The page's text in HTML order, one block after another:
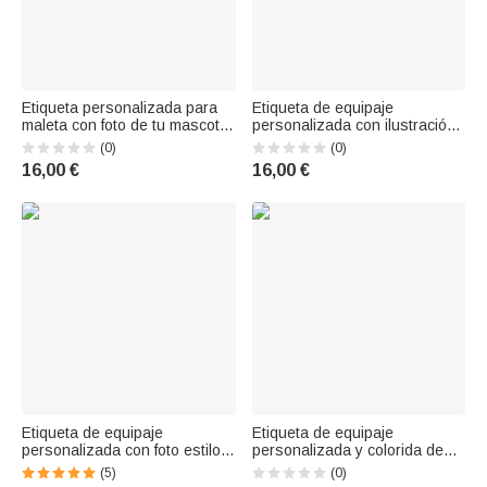
Etiqueta personalizada para
maleta con foto de tu mascota
al estilo «graffiti» y su nombre,
pintada al óleo; accesorio de
viaje y regalo de cumpleaños
mascotas
(0)
16,00 €
Etiqueta de equipaje
personalizada con ilustración
de una chica viajera en estilo
cómic, con nombre; accesorio
de viaje para viajes de
cumpleaños para una amiga
(0)
16,00 €
Etiqueta de equipaje
personalizada con foto estilo
cómic americano retro regalo
(5)
Etiqueta de equipaje
personalizada y colorida de
«Oh Sip It's a Girl's Trip» con
(0)